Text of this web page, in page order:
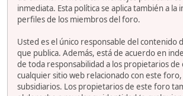
inmediata. Esta política se aplica también a la
perfiles de los miembros del foro.
Usted es el único responsable del contenido
que publica. Además, está de acuerdo en
de toda responsabilidad a los propietarios
cualquier sitio web relacionado con este foro,
subsidiarios. Los propietarios de este foro